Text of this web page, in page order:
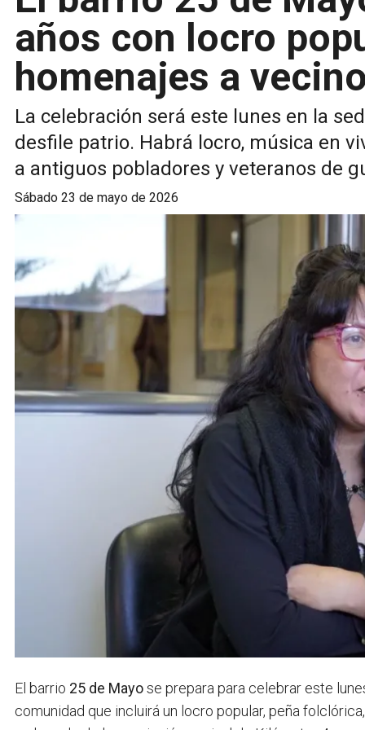
años con locro
homenajes a
La celebración será este lunes en la
desfile patrio. Habrá locro, música en
a antiguos pobladores y veteranos de
sábado 23 de mayo de 2026
El barrio 25 de Mayose prepara para celebrar este
comunidad que incluirá un locro popular, peña